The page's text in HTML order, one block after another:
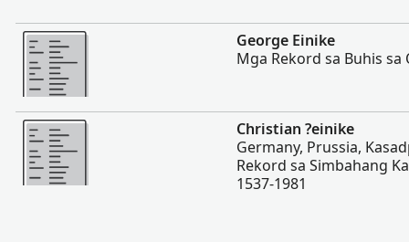
Dugang pa
George Einike
Mga Rekord sa Buhis sa
Dugang pa
Christian ?einike
Germany, Prussia,
Rekord sa Simbahang
1537-1981